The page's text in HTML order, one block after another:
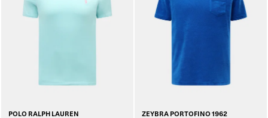
POLO RALPH LAUREN ZEYBRA PORTOFINO 1962